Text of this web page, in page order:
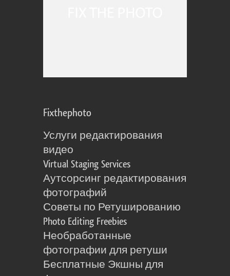
Fixthephoto
Услуги редактирования
видео
Virtual Staging Services
Аутсорсинг редактирования
фотографий
Советы по Ретушированию
Photo Editing Freebies
Необработанные
фотографии для ретуши
Бесплатные Экшны для